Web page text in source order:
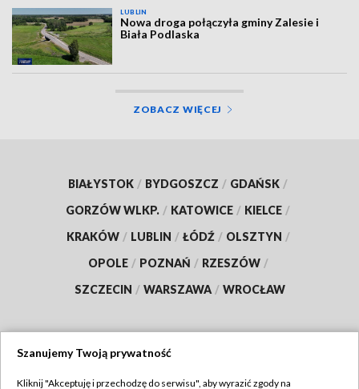
LUBLIN
Nowa droga połączyła gminy Zalesie i
Biała Podlaska
ZOBACZ WIĘCEJ
BIAŁYSTOK / BYDGOSZCZ / GDAŃSK /
GORZÓW WLKP. / KATOWICE / KIELCE /
KRAKÓW / LUBLIN / ŁÓDŹ / OLSZTYN /
OPOLE / POZNAŃ / RZESZÓW /
SZCZECIN / WARSZAWA / WROCŁAW
Szanujemy Twoją prywatność
Kliknij "Akceptuję i przechodzę do serwisu", aby wyrazić zgody na